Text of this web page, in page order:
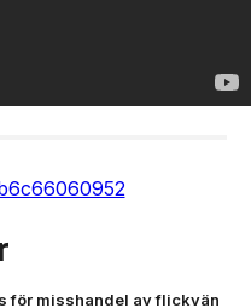
för misshandel av flickvän